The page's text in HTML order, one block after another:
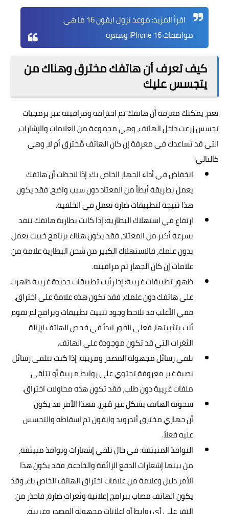
اقرأ المزيد:
موعد نزول ايفون 16 ما هي
مواصفات iPhone 16 وسعره
كيف تعرف أن هاتفك مخترق وهناك من
يتجسس عليك
نعم، يمكنك معرفة أن هاتفك تم اختراقه ومراقبته عبر برمجيات
تجسس زرعت داخل الهاتف، وهي مجموعة من العلامات والإشارات،
التي قد تساعدك في معرفة إن كان الهاتف مُخترق أم لا، وهي
كالتالي:
انخفاض في أداء الجهاز الخاص بك: إذا لاحظت أن هاتفك
يعمل بطريقة أبطأ من المعتاد دون سبب واضح، فقد يكون
هذا نتيجة لتطبيقات ضارة تعمل في الخلفية.
ارتفاع في استهلاك البطارية: إذا كانت بطارية هاتفك تنفد
بسرعة أكبر من المعتاد، فقد يكون هناك برنامج خبيث يعمل
بدون علمك، فالاستهلاك الكبير من شحن البطارية علامة من
علامات إن كان الجهاز تم مراقبته.
ظهور تطبيقات غريبة: إذا رأيت تطبيقات جديدة غريبة ظهرت
على هاتفك دون علمك، فقد تكون هذه علامة على اختراق،
ففي الأغلب قد تلاحظ وجود تثبيت تطبيقات وبرامج لم تقوم
أنت بتثبيتها، فعلى الفور ابدأ في فحص الهاتف لإزالة
الثغرات التي قد تكون موجودة على الهاتف.
تلقي رسائل مجهولة المصدر ومريبة: إذا كنت تتلقى رسائل
نصية غير معروفة تحتوي على روابط مريبة أو تتلقى
ملفات غريبة دون طلب، فقد تكون هذه محاولات اختراق.
سخونة الهاتف بشكل غير مُبرر، فهذا الأمر قد يكون
أن جهازي مخترق أندرويد وايفون تم اسقاطه والتجسس
عليه فعلاً.
النوافذ المنبثقة: في حال تلقي إشعارات ونوافذ منبثقة،
من بينها إشعارات الدفع الزائقة والخادعة، فقد يكون هذا
الأمر دليل وعلامة من علامات اختراق الهاتف الخاص بك، وقد
يكون الهاتف مصاب ببرامج إعلانية وثغرات ضارة، فاحذر من